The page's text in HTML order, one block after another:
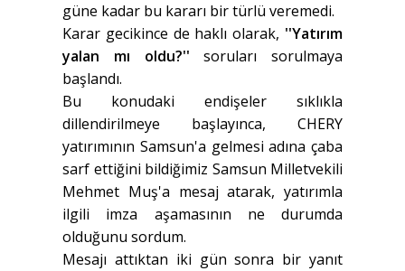
güne kadar bu kararı bir türlü veremedi.
Karar gecikince de haklı olarak, ''Yatırım
yalan mı oldu?'' soruları sorulmaya
başlandı.
Bu konudaki endişeler sıklıkla
dillendirilmeye başlayınca, CHERY
yatırımının Samsun'a gelmesi adına çaba
sarf ettiğini bildiğimiz Samsun Milletvekili
Mehmet Muş'a mesaj atarak, yatırımla
ilgili imza aşamasının ne durumda
olduğunu sordum.
Mesajı attıktan iki gün sonra bir yanıt